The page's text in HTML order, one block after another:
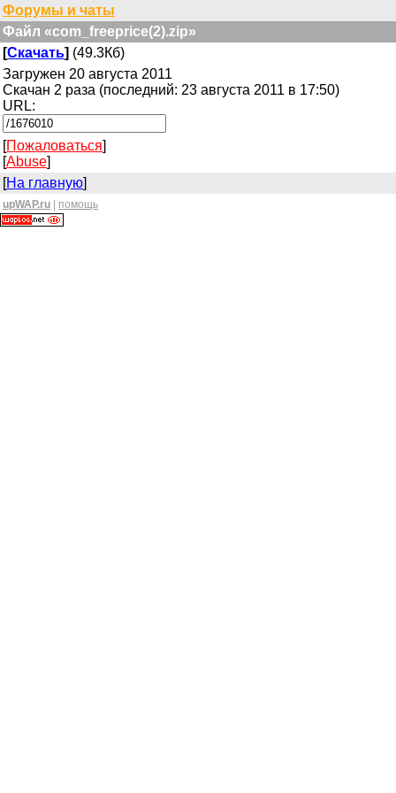
Форумы и чаты
Файл «com_freeprice(2).zip»
[Скачать] (49.3Кб)
Загружен 20 августа 2011
Скачан 2 раза (последний: 23 августа 2011 в 17:50)
URL:
[Пожаловаться]
[Abuse]
[На главную]
upWAP.ru помощь